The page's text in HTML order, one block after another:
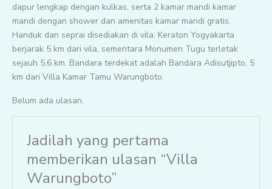
dapur lengkap dengan kulkas, serta 2 kamar mandi kamar
mandi dengan shower dan amenitas kamar mandi gratis.
Handuk dan seprai disediakan di vila. Keraton Yogyakarta
berjarak 5 km dari vila, sementara Monumen Tugu terletak
sejauh 5,6 km. Bandara terdekat adalah Bandara Adisutjipto, 5
km dari Villa Kamar Tamu Warungboto.
Belum ada ulasan.
Jadilah yang pertama
memberikan ulasan “Villa
Warungboto”